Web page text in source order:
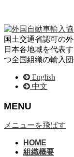
国土交通省認可の
日本各地域を代表
つ全国組織の輸入
English
中文
MENU
メニューを飛ばす
HOME
組織概要